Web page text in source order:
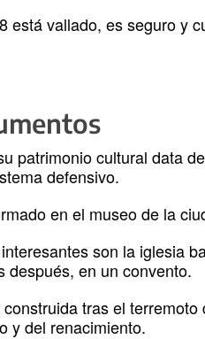
está vallado, es seguro y
patrimonio cultural data
defensivo.
en el museo de la
son la iglesia
después, en un convento.
tras el
y del renacimiento.